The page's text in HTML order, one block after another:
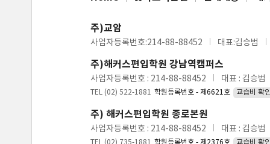
주)교암
사업자등록번호:214-88-88452 대표:김승범
주)해커스편입학원 강남역캠퍼스
사업자등록번호 : 214-88-88452 대표 : 김승범
TEL (02) 522-1881 학원등록번호 - 제6621호 교습비 확
주) 해커스편입학원 종로본원
사업자등록번호 : 214-88-88452 대표 : 김승범